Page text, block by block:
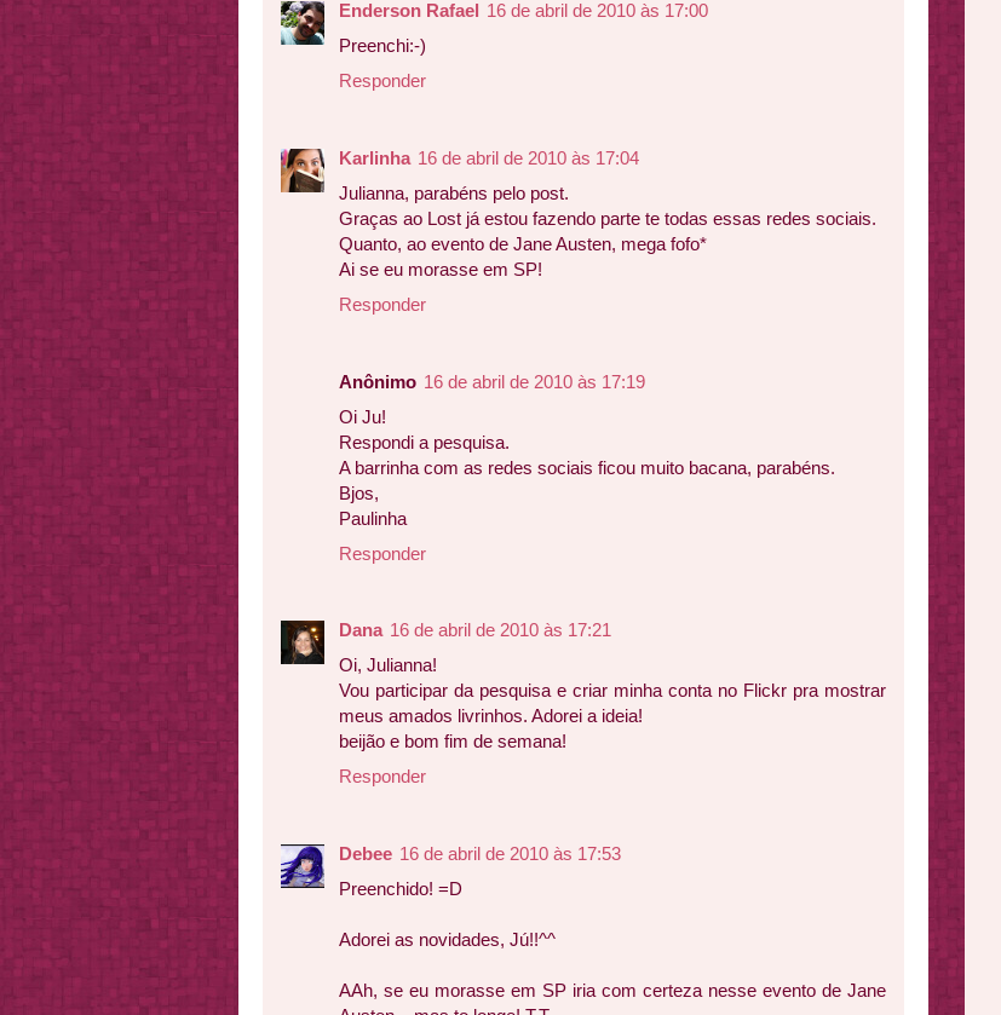
Enderson Rafael 16 de abril de 2010 às 17:00
Preenchi:-)
Responder
Karlinha 16 de abril de 2010 às 17:04
Julianna, parabéns pelo post.
Graças ao Lost já estou fazendo parte te todas essas redes sociais.
Quanto, ao evento de Jane Austen, mega fofo*
Ai se eu morasse em SP!
Responder
Anônimo 16 de abril de 2010 às 17:19
Oi Ju!
Respondi a pesquisa.
A barrinha com as redes sociais ficou muito bacana, parabéns.
Bjos,
Paulinha
Responder
Dana 16 de abril de 2010 às 17:21
Oi, Julianna!
Vou participar da pesquisa e criar minha conta no Flickr pra mostrar
meus amados livrinhos. Adorei a ideia!
beijão e bom fim de semana!
Responder
Debee 16 de abril de 2010 às 17:53
Preenchido! =D
Adorei as novidades, Jú!!^^
AAh, se eu morasse em SP iria com certeza nesse evento de Jane